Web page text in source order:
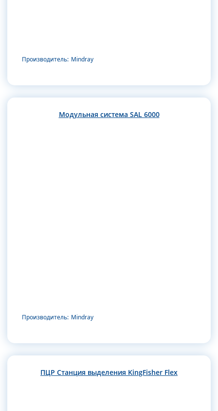
Производитель: Mindray
Модульная система SAL 6000
Производитель: Mindray
ПЦР Станция выделения KingFisher Flex